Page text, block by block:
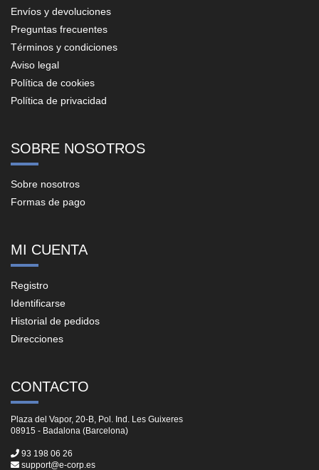
Envíos y devoluciones
Preguntas frecuentes
Términos y condiciones
Aviso legal
Política de cookies
Política de privacidad
SOBRE NOSOTROS
Sobre nosotros
Formas de pago
MI CUENTA
Registro
Identificarse
Historial de pedidos
Direcciones
CONTACTO
Plaza del Vapor, 20-B, Pol. Ind. Les Guixeres
08915 - Badalona (Barcelona)
93 198 06 26
support@e-corp.es